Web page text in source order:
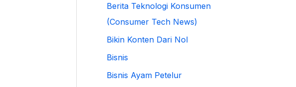
Berita Teknologi Konsumen
(Consumer Tech News)
Bikin Konten Dari Nol
Bisnis
Bisnis Ayam Petelur